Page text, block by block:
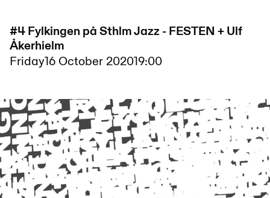
#4 Fylkingen på Sthlm Jazz - FESTEN + Ulf
Åkerhielm
Friday16 October 202019:00